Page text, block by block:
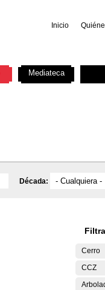
Inicio
Década:
Cerro
CCZ
Mediateca